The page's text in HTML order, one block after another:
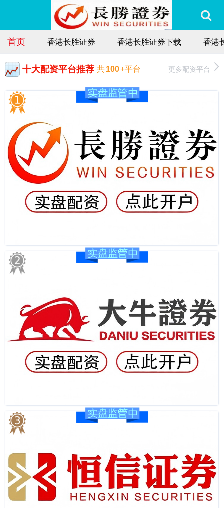
首页 香港长胜证券 香港长胜证券下载 香港
十大配资平台推荐 共100+平台 更多配资平台